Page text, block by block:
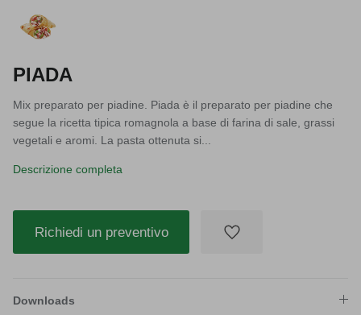
PIADA
Mix preparato per piadine. Piada è il preparato per piadine che
segue la ricetta tipica romagnola a base di farina di sale, grassi
vegetali e aromi. La pasta ottenuta si...
Descrizione completa
Richiedi un preventivo
Downloads